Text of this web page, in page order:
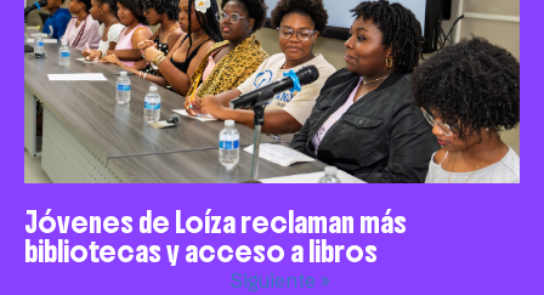
Jóvenes de Loíza reclaman más
bibliotecas y acceso a libros
Siguiente »